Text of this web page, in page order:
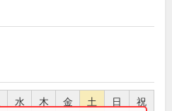
水 木 金 土 日 祝